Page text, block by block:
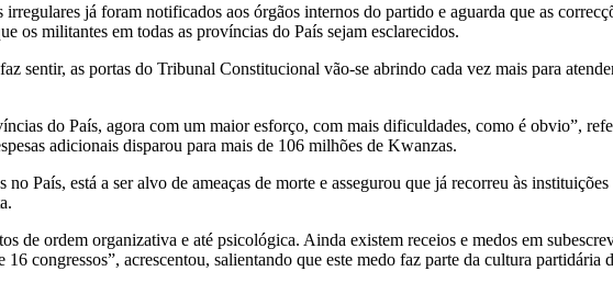
já foram notificados aos órgãos internos do partido e aguarda que as
os militantes em todas as províncias do País sejam esclarecidos.
sentir, as portas do Tribunal Constitucional vão-se abrindo cada vez mais para
do País, agora com um maior esforço, com mais dificuldades, como é obvio”,
adicionais disparou para mais de 106 milhões de Kwanzas.
País, está a ser alvo de ameaças de morte e assegurou que já recorreu às instituições
de ordem organizativa e até psicológica. Ainda existem receios e medos em
congressos”, acrescentou, salientando que este medo faz parte da cultura partidária